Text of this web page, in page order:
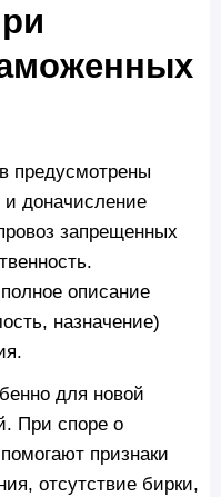
предусмотрены
доначисление
запрещенных
описание
назначение)
для новой
При споре о
признаки
отсутствие бирки,